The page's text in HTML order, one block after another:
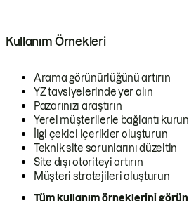
Kullanım Örnekleri
Arama görünürlüğünü artırın
YZ tavsiyelerinde yer alın
Pazarınızı araştırın
Yerel müşterilerle bağlantı kurun
İlgi çekici içerikler oluşturun
Teknik site sorunlarını düzeltin
Site dışı otoriteyi artırın
Müşteri stratejileri oluşturun
Tüm kullanım örneklerini görün